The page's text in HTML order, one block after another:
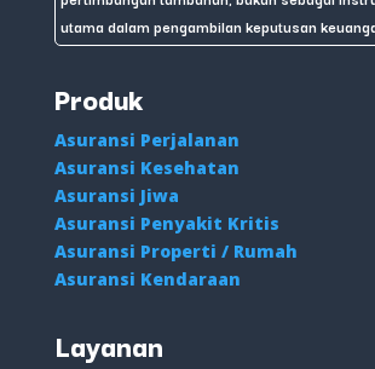
utama dalam pengambilan keputusan
Produk
Asuransi Perjalanan
Asuransi Kesehatan
Asuransi Jiwa
Asuransi Penyakit Kritis
Asuransi Properti / Rumah
Asuransi Kendaraan
Layanan